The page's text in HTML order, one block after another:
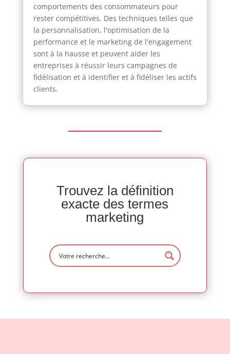
comportements des consommateurs pour
rester compétitives. Des techniques telles que
la personnalisation, l'optimisation de la
performance et le marketing de l'engagement
sont à la hausse et peuvent aider les
entreprises à réussir leurs campagnes de
fidélisation et à identifier et à fidéliser les actifs
clients.
Trouvez la définition
exacte des termes
marketing